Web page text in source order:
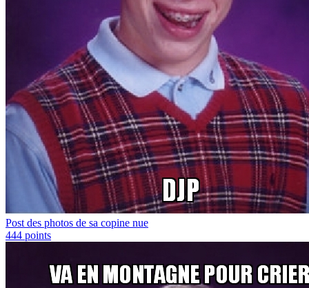
Post des photos de sa copine nue
444 points